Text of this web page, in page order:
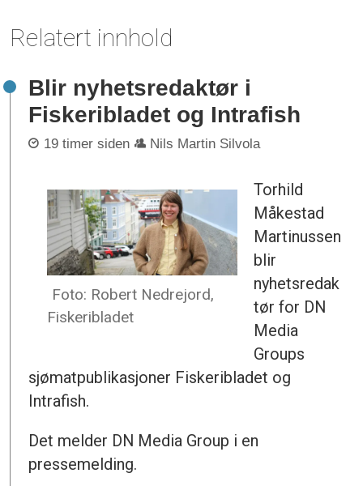
Relatert innhold
Blir nyhetsredaktør i
Fiskeribladet og Intrafish
19 timer siden Nils Martin Silvola
Foto: Robert Nedrejord,
Fiskeribladet
Torhild
Måkestad
Martinussen
blir
nyhetsredak
tør for DN
Media
Groups
sjømatpublikasjoner Fiskeribladet og
Intrafish.
Det melder DN Media Group i en
pressemelding.